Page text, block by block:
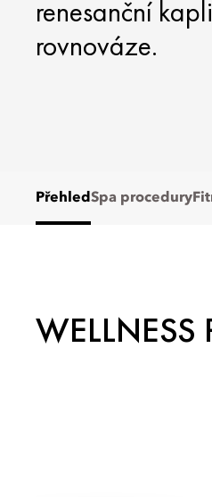
renesanční
rovnováze.
Přehled Spa procedury
WELLNESS